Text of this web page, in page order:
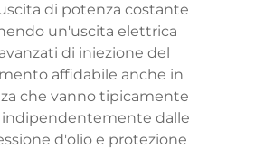
di potenza costante
un'uscita elettrica
di iniezione del
affidabile anche in
che vanno tipicamente
indipendentemente dalle
d'olio e protezione